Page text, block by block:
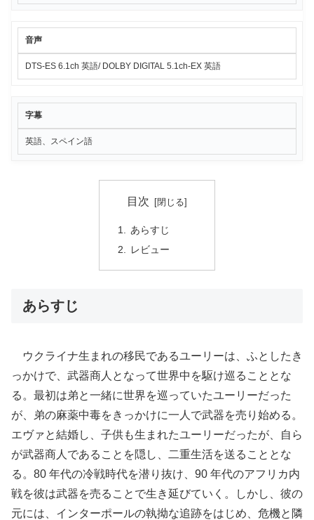
音声
DTS-ES 6.1ch 英語/ DOLBY DIGITAL 5.1ch-EX 英語
字幕
英語、スペイン語
目次
あらすじ
レビュー
あらすじ
ウクライナ生まれの移民であるユーリーは、ふとしたき
っかけで、武器商人となって世界中を駆け巡ることとな
る。最初は弟と一緒に世界を巡っていたユーリーだった
が、弟の麻薬中毒をきっかけに一人で武器を売り始める。
エヴァと結婚し、子供も生まれたユーリーだったが、自ら
が武器商人であることを隠し、二重生活を送ることとな
る。80 年代の冷戦時代を潜り抜け、90 年代のアフリカ内
戦を彼は武器を売ることで生き延びていく。しかし、彼の
元には、インターポールの執拗な追跡をはじめ、危機と隣